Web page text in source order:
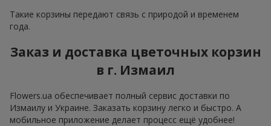
Такие корзины передают связь с природой и временем
года.
Заказ и доставка цветочных корзин
в г. Измаил
Flowers.ua обеспечивает полный сервис доставки по
Измаилу и Украине. Заказать корзину легко и быстро. А
мобильное приложение делает процесс ещё удобнее!